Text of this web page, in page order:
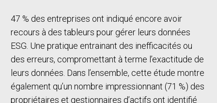
47 % des entreprises ont indiqué encore avoir
recours à des tableurs pour gérer leurs données
ESG. Une pratique entrainant des inefficacités ou
des erreurs, compromettant à terme l’exactitude de
leurs données. Dans l’ensemble, cette étude montre
également qu’un nombre impressionnant (71 %) des
propriétaires et gestionnaires d’actifs ont identifié